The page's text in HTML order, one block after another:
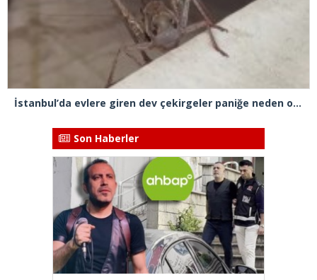
İstanbul’da evlere giren dev çekirgeler paniğe neden oldu
Son Haberler